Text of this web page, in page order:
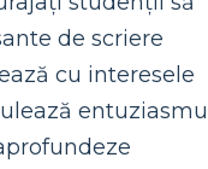
de scriere
cu interesele